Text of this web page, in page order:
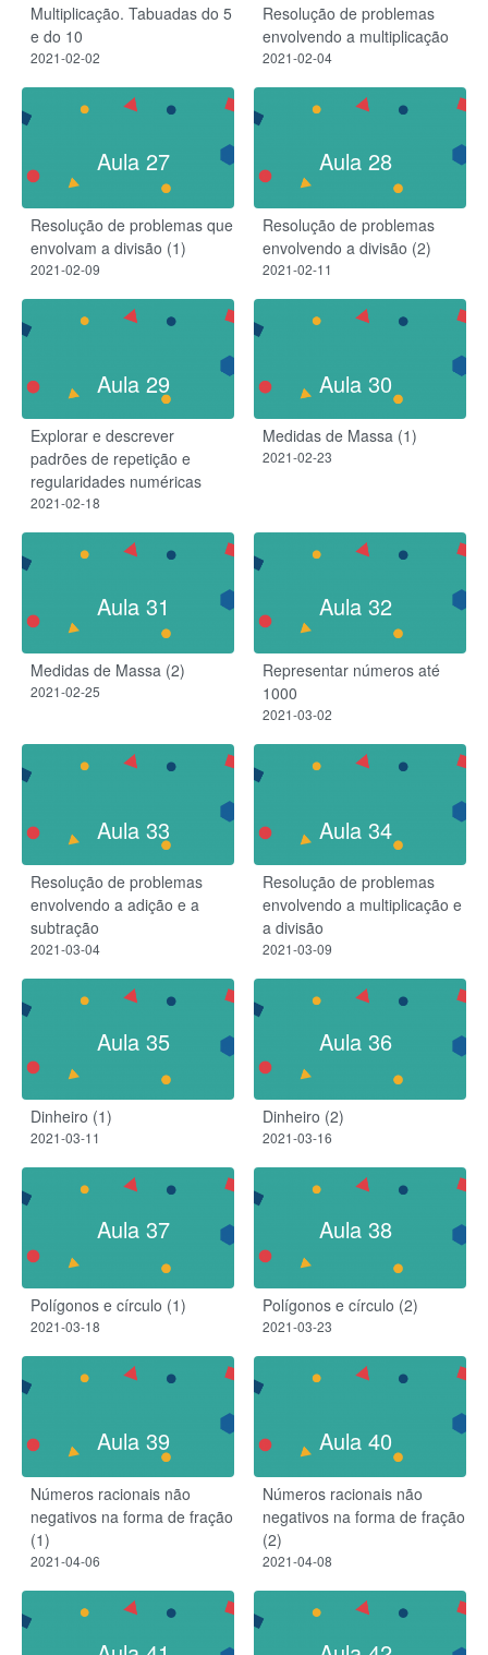
Multiplicação. Tabuadas do 5
e do 10
2021-02-02
Resolução de problemas
envolvendo a multiplicação
2021-02-04
Aula 27
Resolução de problemas que
envolvam a divisão (1)
2021-02-09
Aula 28
Resolução de problemas
envolvendo a divisão (2)
2021-02-11
Aula 29
Explorar e descrever
padrões de repetição e
regularidades numéricas
2021-02-18
Aula 30
Medidas de Massa (1)
2021-02-23
Aula 31
Medidas de Massa (2)
2021-02-25
Aula 32
Representar números até
1000
2021-03-02
Aula 33
Resolução de problemas
envolvendo a adição e a
subtração
2021-03-04
Aula 34
Resolução de problemas
envolvendo a multiplicação e
a divisão
2021-03-09
Aula 35
Dinheiro (1)
2021-03-11
Aula 36
Dinheiro (2)
2021-03-16
Aula 37
Polígonos e círculo (1)
2021-03-18
Aula 38
Polígonos e círculo (2)
2021-03-23
Aula 39
Números racionais não
negativos na forma de fração
(1)
2021-04-06
Aula 40
Números racionais não
negativos na forma de fração
(2)
2021-04-08